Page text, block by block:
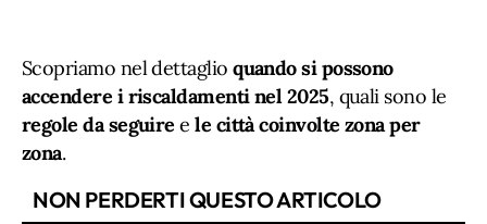
Scopriamo nel dettaglioquando si possono
accendere i riscaldamenti nel 2025, quali sono le
regole da seguire ele città coinvolte zona per
zona.
NON PERDERTI QUESTO ARTICOLO